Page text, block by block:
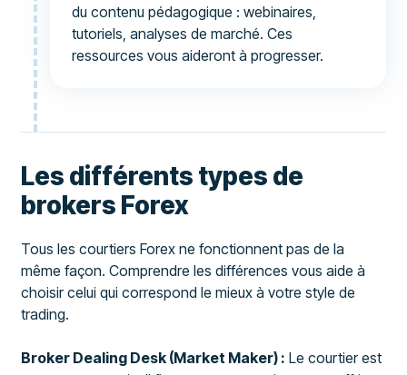
du contenu pédagogique : webinaires,
tutoriels, analyses de marché. Ces
ressources vous aideront à progresser.
Les différents types de
brokers Forex
Tous les courtiers Forex ne fonctionnent pas de la
même façon. Comprendre les différences vous aide à
choisir celui qui correspond le mieux à votre style de
trading.
Broker Dealing Desk (Market Maker) : Le courtier est